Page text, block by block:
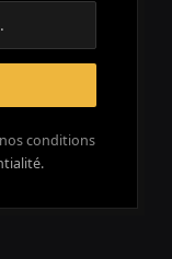
conditions